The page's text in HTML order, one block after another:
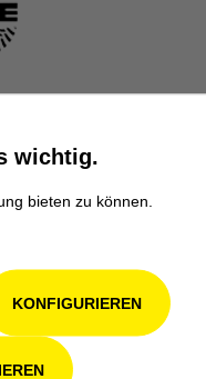
und
wichtig.
bieten zu können.
KONFIGURIEREN